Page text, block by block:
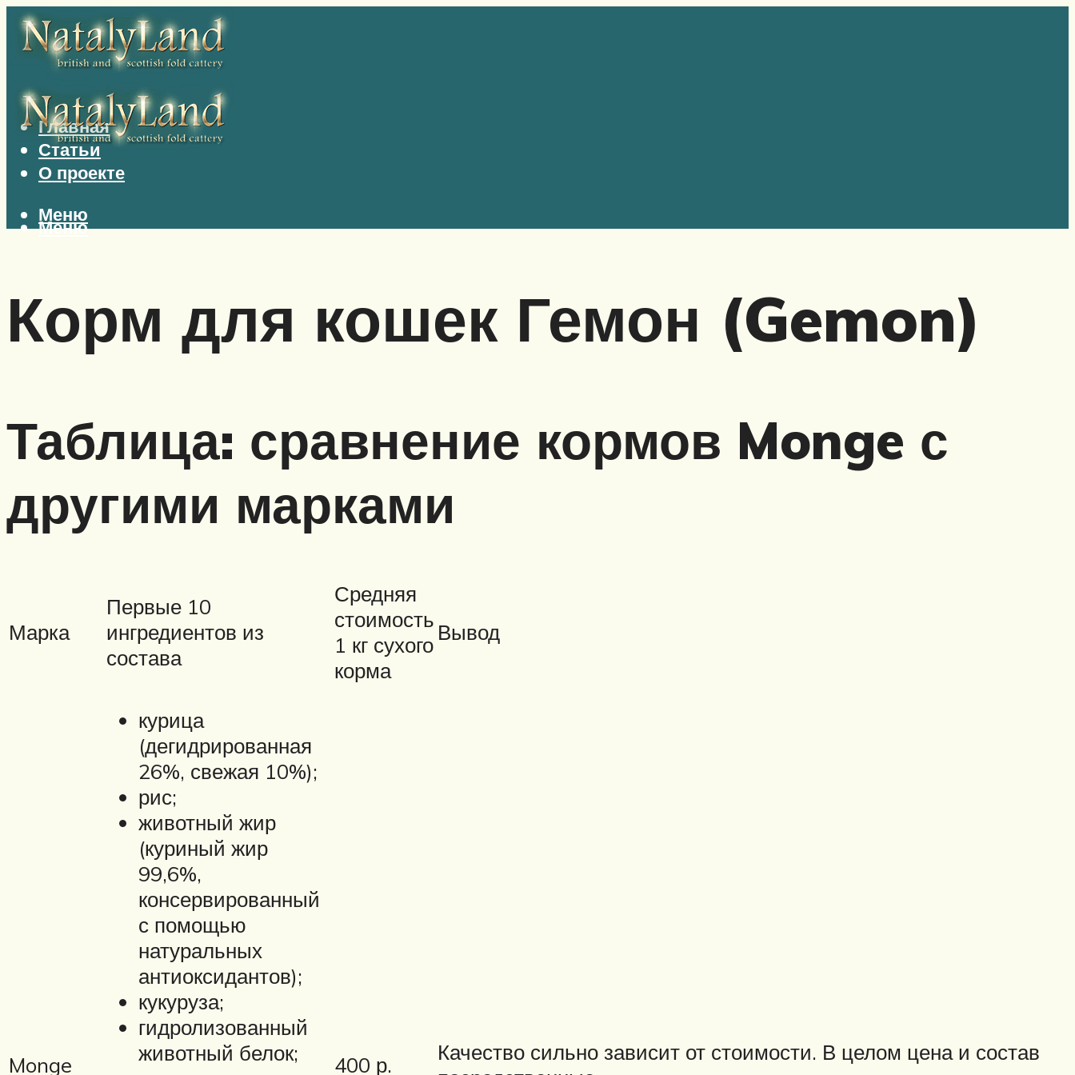
Главная
Статьи
О проекте
Меню
Меню
Корм для кошек Гемон (Gemon)
Таблица: сравнение кормов Monge с
другими марками
Марка
Первые 10
ингредиентов из
состава
Средняя
стоимость
1 кг сухого
корма
Вывод
Monge
курица
(дегидрированная
26%, свежая 10%);
рис;
животный жир
(куриный жир
99,6%,
консервированный
с помощью
натуральных
антиоксидантов);
кукуруза;
гидролизованный
животный белок;
400 р.
Качество сильно зависит от стоимости. В целом цена и состав